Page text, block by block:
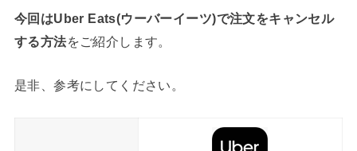
今回はUber Eats(ウーバーイーツ)で注文をキャンセル
する方法をご紹介します。
是非、参考にしてください。